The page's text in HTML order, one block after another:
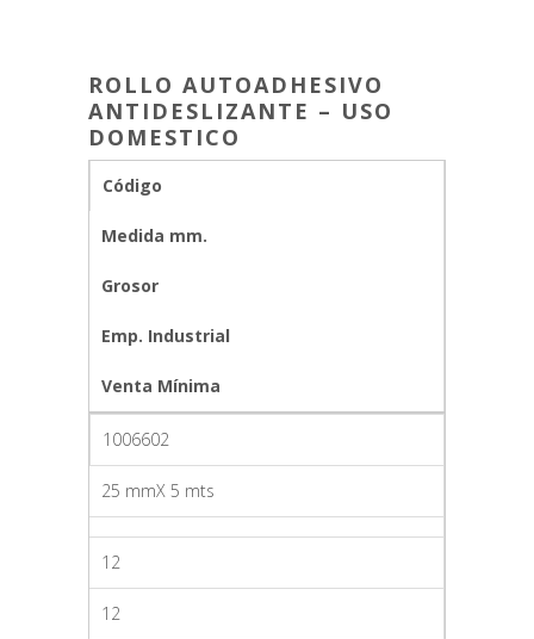
ROLLO AUTOADHESIVO
ANTIDESLIZANTE – USO
DOMESTICO
Código
Medida mm.
Grosor
Emp. Industrial
Venta Mínima
1006602
25 mmX 5 mts
12
12